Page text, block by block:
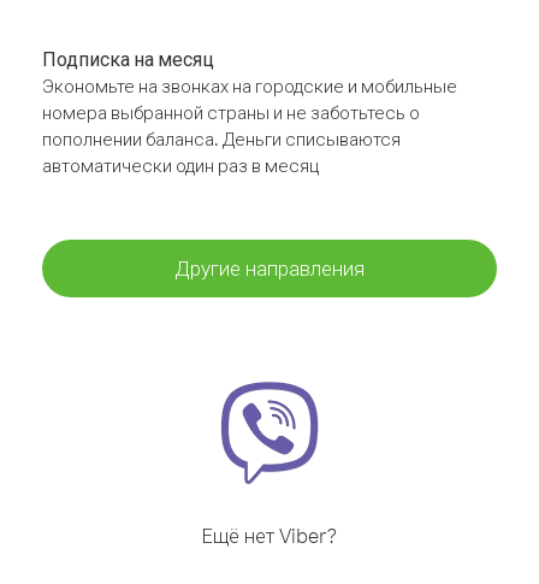
Подписка на месяц
Экономьте на звонках на городские и мобильные
номера выбранной страны и не заботьтесь о
пополнении баланса. Деньги списываются
автоматически один раз в месяц
Другие направления
Ещё нет Viber?